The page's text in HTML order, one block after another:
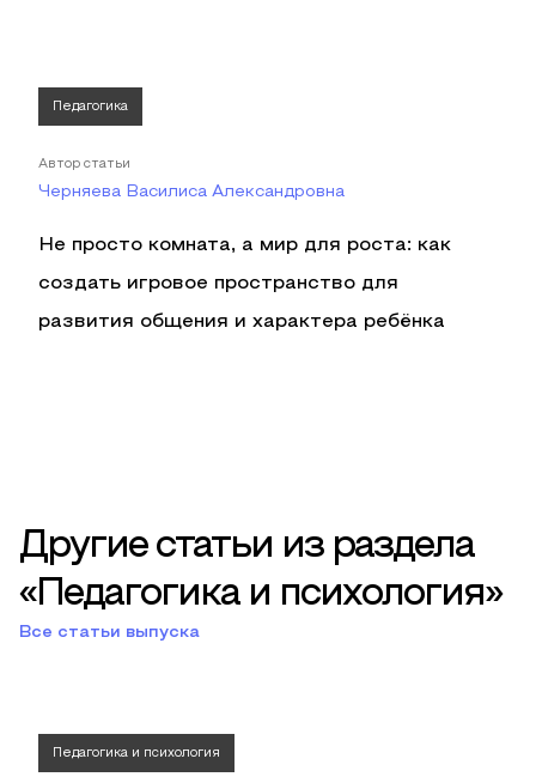
Педагогика
Автор статьи
Черняева Василиса Александровна
Не просто комната, а мир для роста: как
создать игровое пространство для
развития общения и характера ребёнка
Другие статьи из раздела
«Педагогика и психология»
Все статьи выпуска
Педагогика и психология